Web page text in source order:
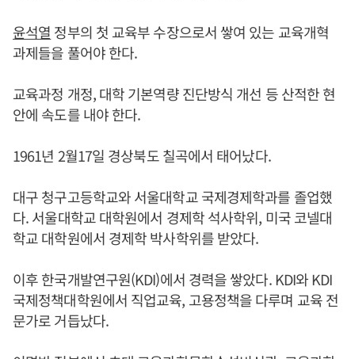
윤석열 정부의 첫 교육부 수장으로서 쌓여 있는 교육개혁
과제들을 풀어야 한다.
교육과정 개정, 대학 기본역량 진단방식 개선 등 산적한 현
안에 속도를 내야 한다.
1961년 2월17일 경상북도 칠곡에서 태어났다.
대구 청구고등학교와 서울대학교 국제경제학과를 졸업했
다. 서울대학교 대학원에서 경제학 석사학위, 미국 코넬대
학교 대학원에서 경제학 박사학위를 받았다.
이후 한국개발연구원(KDI)에서 경력을 쌓았다. KDI와 KDI
국제정책대학원에서 직업교육, 고용정책을 다루며 교육 전
문가로 거듭났다.